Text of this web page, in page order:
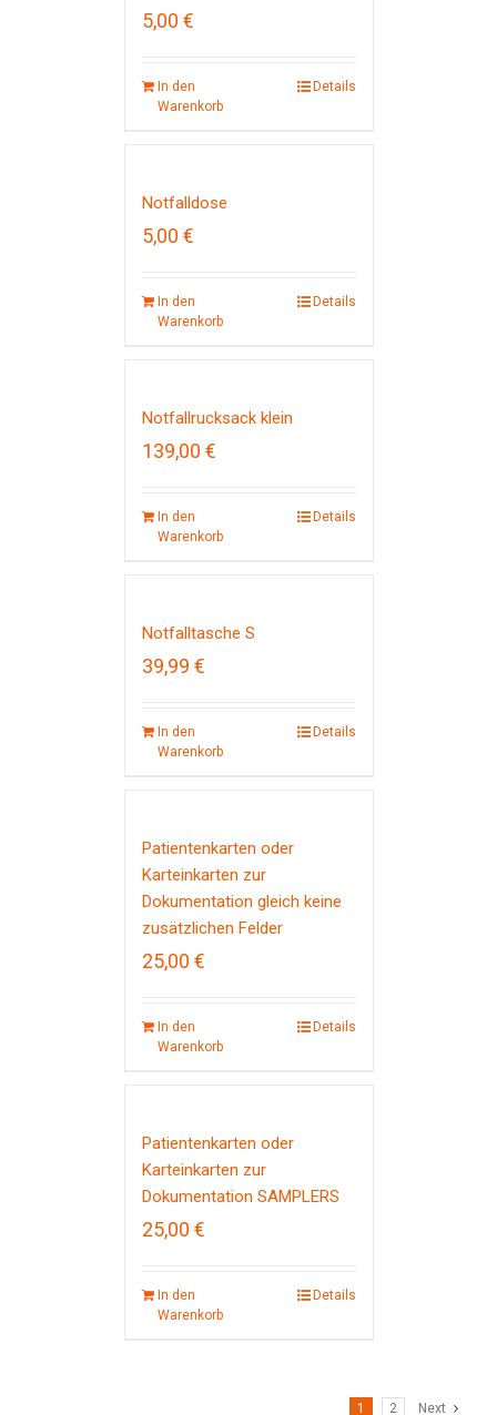
5,00 €
In den
Warenkorb
Details
Notfalldose
5,00 €
In den
Warenkorb
Details
Notfallrucksack klein
139,00 €
In den
Warenkorb
Details
Notfalltasche S
39,99 €
In den
Warenkorb
Details
Patientenkarten oder
Karteinkarten zur
Dokumentation gleich keine
zusätzlichen Felder
25,00 €
In den
Warenkorb
Details
Patientenkarten oder
Karteinkarten zur
Dokumentation SAMPLERS
25,00 €
In den
Warenkorb
Details
1 2 Next